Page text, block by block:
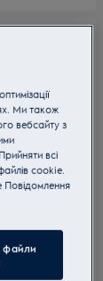
Ми також
вебсайту з
всі
cookie.
Пoвідомлення
файли